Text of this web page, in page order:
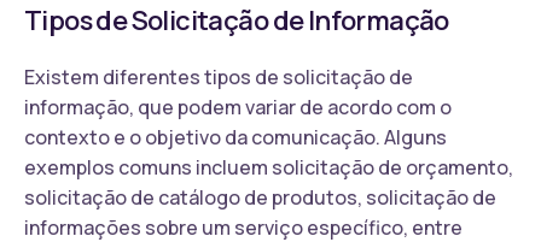
Tipos de Solicitação de Informação
Existem diferentes tipos de solicitação de
informação, que podem variar de acordo com o
contexto e o objetivo da comunicação. Alguns
exemplos comuns incluem solicitação de orçamento,
solicitação de catálogo de produtos, solicitação de
informações sobre um serviço específico, entre